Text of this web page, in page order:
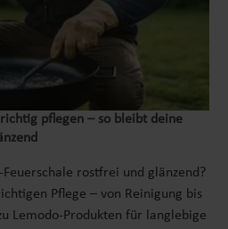
pflegen – so bleibt deine
rostfrei und glänzend?
Pflege – von Reinigung bis
Lemodo-Produkten für langlebige